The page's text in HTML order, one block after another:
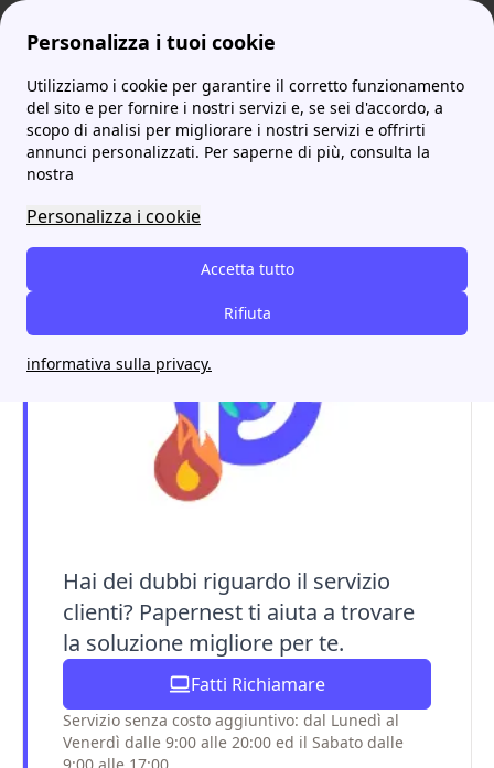
Personalizza i tuoi cookie
Utilizziamo i cookie per garantire il corretto funzionamento
del sito e per fornire i nostri servizi e, se sei d'accordo, a
scopo di analisi per migliorare i nostri servizi e offrirti
annunci personalizzati. Per saperne di più, consulta la
nostra
Personalizza i cookie
Accetta tutto
Rifiuta
informativa sulla privacy.
ProntoBolletta Energia Solare: come puoi sfruttarla per risparmiare in bolletta! Impianto Fotovoltaico con Accumulo: tutto quello che c'è da sapere
Impianto Fotovoltaico con
Accumulo: tutto quello che
c'è da sapere
Hai dei dubbi riguardo il servizio
clienti? Papernest ti aiuta a trovare
la soluzione migliore per te.
Fatti Richiamare
Servizio senza costo aggiuntivo: dal Lunedì al
Venerdì dalle 9:00 alle 20:00 ed il Sabato dalle